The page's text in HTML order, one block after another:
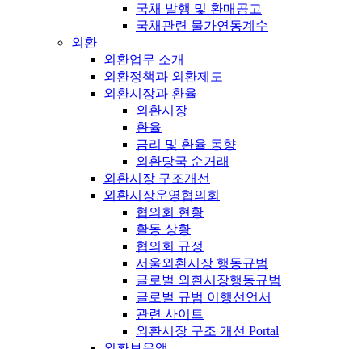
국채 발행 및 환매공고
국채관련 물가연동계수
외환
외환업무 소개
외환정책과 외환제도
외환시장과 환율
외환시장
환율
금리 및 환율 동향
외환당국 순거래
외환시장 구조개선
외환시장운영협의회
협의회 현황
활동 상황
협의회 규정
서울외환시장 행동규범
글로벌 외환시장행동규범
글로벌 규범 이행선언서
관련 사이트
외환시장 구조 개선 Portal